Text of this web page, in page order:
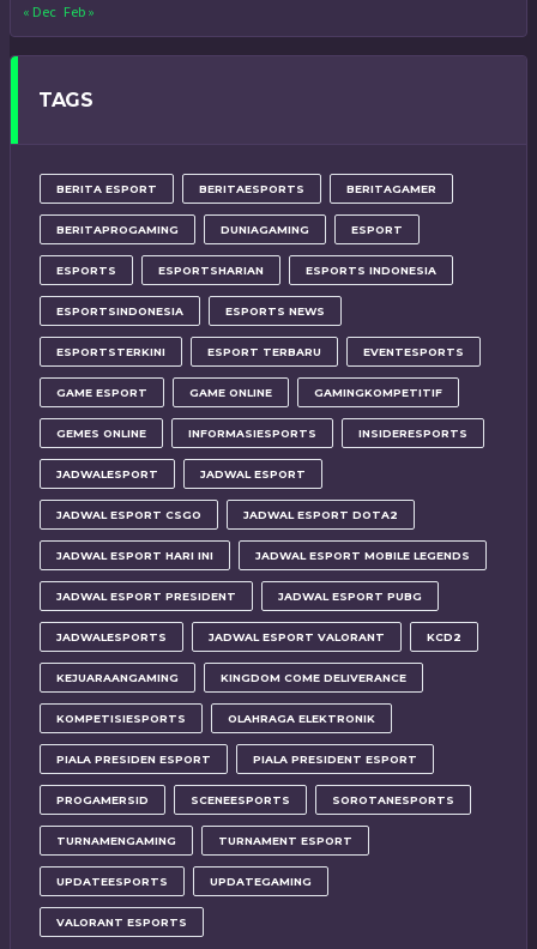
« Dec Feb »
TAGS
BERITA ESPORT BERITAESPORTS BERITAGAMER
BERITAPROGAMING DUNIAGAMING ESPORT
ESPORTS ESPORTSHARIAN ESPORTS INDONESIA
ESPORTSINDONESIA ESPORTS NEWS
ESPORTSTERKINI ESPORT TERBARU EVENTESPORTS
GAME ESPORT GAME ONLINE GAMINGKOMPETITIF
GEMES ONLINE INFORMASIESPORTS INSIDERESPORTS
JADWALESPORT JADWAL ESPORT
JADWAL ESPORT CSGO JADWAL ESPORT DOTA2
JADWAL ESPORT HARI INI JADWAL ESPORT MOBILE LEGENDS
JADWAL ESPORT PRESIDENT JADWAL ESPORT PUBG
JADWALESPORTS JADWAL ESPORT VALORANT KCD2
KEJUARAANGAMING KINGDOM COME DELIVERANCE
KOMPETISIESPORTS OLAHRAGA ELEKTRONIK
PIALA PRESIDEN ESPORT PIALA PRESIDENT ESPORT
PROGAMERSID SCENEESPORTS SOROTANESPORTS
TURNAMENGAMING TURNAMENT ESPORT
UPDATEESPORTS UPDATEGAMING
VALORANT ESPORTS